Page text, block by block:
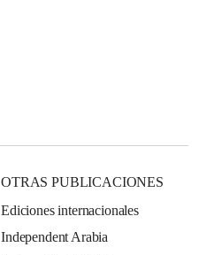
OTRAS PUBLICACIONES
Ediciones internacionales
Independent Arabia